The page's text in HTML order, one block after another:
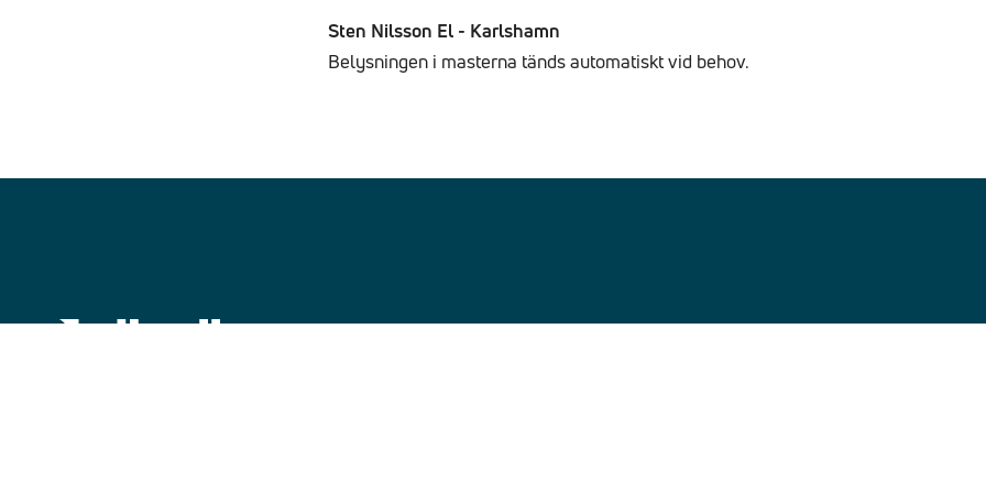
Sten Nilsson El - Karlshamn
Belysningen i masterna tänds automatiskt vid behov.
Elkedjan Följ oss Kontakt